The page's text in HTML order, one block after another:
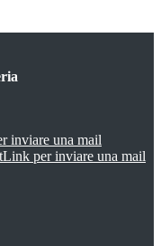
inviare una mail
Link per inviare una mail